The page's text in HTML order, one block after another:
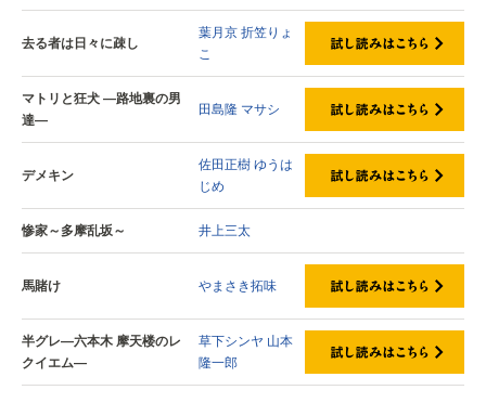
去る者は日々に疎し
葉月京折笠りょ
こ
マトリと狂犬 ―路地裏の男
達―
田島隆 マサシ
デメキン
佐田正樹ゆうは
じめ
惨家～多摩乱坂～ 井上三太
馬賭け やまさき拓味
半グレ―六本木 摩天楼のレ
クイエム―
草下シンヤ 山本
隆一郎